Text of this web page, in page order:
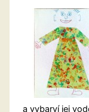
a vybarví jej